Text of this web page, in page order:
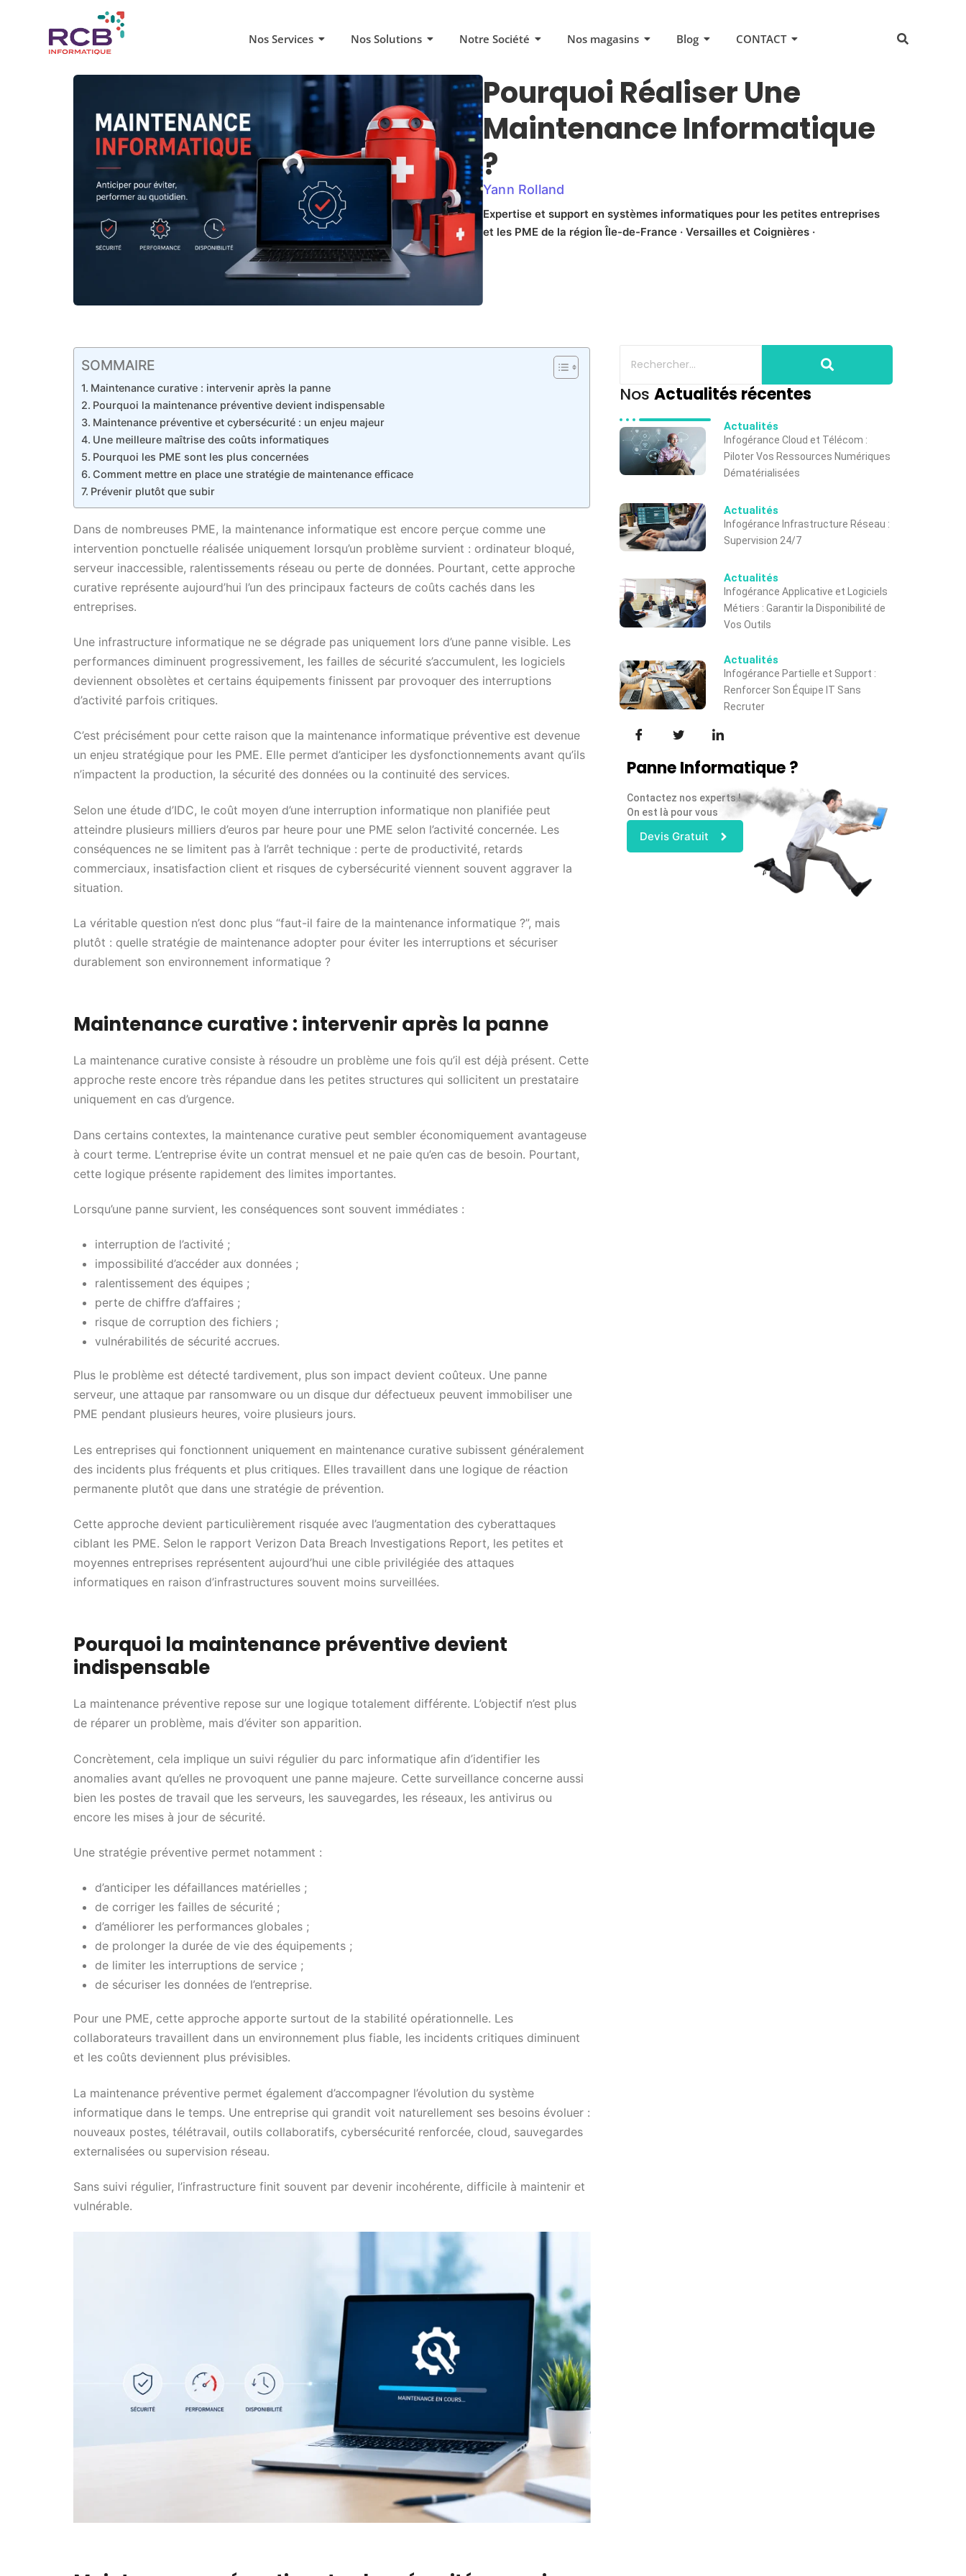
Nos Services Nos Solutions Notre Société Nos magasins Blog CONTACT
Pourquoi Réaliser Une
Maintenance Informatique
?
Yann Rolland
Expertise et support en systèmes informatiques pour les petites entreprises
et les PME de la région Île-de-France · Versailles et Coignières ·
SOMMAIRE
Maintenance curative : intervenir après la panne
Pourquoi la maintenance préventive devient indispensable
Maintenance préventive et cybersécurité : un enjeu majeur
Une meilleure maîtrise des coûts informatiques
Pourquoi les PME sont les plus concernées
Comment mettre en place une stratégie de maintenance efficace
Prévenir plutôt que subir
Dans de nombreuses PME, la maintenance informatique est encore perçue comme une
intervention ponctuelle réalisée uniquement lorsqu’un problème survient : ordinateur bloqué,
serveur inaccessible, ralentissements réseau ou perte de données. Pourtant, cette approche
curative représente aujourd’hui l’un des principaux facteurs de coûts cachés dans les
entreprises.
Une infrastructure informatique ne se dégrade pas uniquement lors d’une panne visible. Les
performances diminuent progressivement, les failles de sécurité s’accumulent, les logiciels
deviennent obsolètes et certains équipements finissent par provoquer des interruptions
d’activité parfois critiques.
C’est précisément pour cette raison que la maintenance informatique préventive est devenue
un enjeu stratégique pour les PME. Elle permet d’anticiper les dysfonctionnements avant qu’ils
n’impactent la production, la sécurité des données ou la continuité des services.
Selon une étude d’IDC, le coût moyen d’une interruption informatique non planifiée peut
atteindre plusieurs milliers d’euros par heure pour une PME selon l’activité concernée. Les
conséquences ne se limitent pas à l’arrêt technique : perte de productivité, retards
commerciaux, insatisfaction client et risques de cybersécurité viennent souvent aggraver la
situation.
La véritable question n’est donc plus “faut-il faire de la maintenance informatique ?”, mais
plutôt : quelle stratégie de maintenance adopter pour éviter les interruptions et sécuriser
durablement son environnement informatique ?
Maintenance curative : intervenir après la panne
La maintenance curative consiste à résoudre un problème une fois qu’il est déjà présent. Cette
approche reste encore très répandue dans les petites structures qui sollicitent un prestataire
uniquement en cas d’urgence.
Dans certains contextes, la maintenance curative peut sembler économiquement avantageuse
à court terme. L’entreprise évite un contrat mensuel et ne paie qu’en cas de besoin. Pourtant,
cette logique présente rapidement des limites importantes.
Lorsqu’une panne survient, les conséquences sont souvent immédiates :
interruption de l’activité ;
impossibilité d’accéder aux données ;
ralentissement des équipes ;
perte de chiffre d’affaires ;
risque de corruption des fichiers ;
vulnérabilités de sécurité accrues.
Plus le problème est détecté tardivement, plus son impact devient coûteux. Une panne
serveur, une attaque par ransomware ou un disque dur défectueux peuvent immobiliser une
PME pendant plusieurs heures, voire plusieurs jours.
Les entreprises qui fonctionnent uniquement en maintenance curative subissent généralement
des incidents plus fréquents et plus critiques. Elles travaillent dans une logique de réaction
permanente plutôt que dans une stratégie de prévention.
Cette approche devient particulièrement risquée avec l’augmentation des cyberattaques
ciblant les PME. Selon le rapport Verizon Data Breach Investigations Report, les petites et
moyennes entreprises représentent aujourd’hui une cible privilégiée des attaques
informatiques en raison d’infrastructures souvent moins surveillées.
Pourquoi la maintenance préventive devient
indispensable
La maintenance préventive repose sur une logique totalement différente. L’objectif n’est plus
de réparer un problème, mais d’éviter son apparition.
Concrètement, cela implique un suivi régulier du parc informatique afin d’identifier les
anomalies avant qu’elles ne provoquent une panne majeure. Cette surveillance concerne aussi
bien les postes de travail que les serveurs, les sauvegardes, les réseaux, les antivirus ou
encore les mises à jour de sécurité.
Une stratégie préventive permet notamment :
d’anticiper les défaillances matérielles ;
de corriger les failles de sécurité ;
d’améliorer les performances globales ;
de prolonger la durée de vie des équipements ;
de limiter les interruptions de service ;
de sécuriser les données de l’entreprise.
Pour une PME, cette approche apporte surtout de la stabilité opérationnelle. Les
collaborateurs travaillent dans un environnement plus fiable, les incidents critiques diminuent
et les coûts deviennent plus prévisibles.
La maintenance préventive permet également d’accompagner l’évolution du système
informatique dans le temps. Une entreprise qui grandit voit naturellement ses besoins évoluer :
nouveaux postes, télétravail, outils collaboratifs, cybersécurité renforcée, cloud, sauvegardes
externalisées ou supervision réseau.
Sans suivi régulier, l’infrastructure finit souvent par devenir incohérente, difficile à maintenir et
vulnérable.
Nos Actualités récentes
Actualités
Infogérance Cloud et Télécom :
Piloter Vos Ressources Numériques
Dématérialisées
Actualités
Infogérance Infrastructure Réseau :
Supervision 24/7
Actualités
Infogérance Applicative et Logiciels
Métiers : Garantir la Disponibilité de
Vos Outils
Actualités
Infogérance Partielle et Support :
Renforcer Son Équipe IT Sans
Recruter
Panne Informatique ?
Contactez nos experts !
On est là pour vous
Devis Gratuit